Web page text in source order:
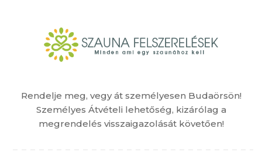
Rendelje meg, vegy át személyesen Budaörsön!
Személyes Átvételi lehetőség, kizárólag a
megrendelés visszaigazolását követően!